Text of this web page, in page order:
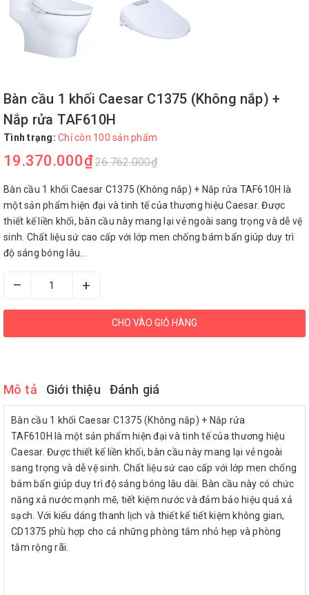
Bàn cầu 1 khối Caesar C1375 (Không nắp) +
Nắp rửa TAF610H
Tình trạng: Chỉ còn 100 sản phẩm
19.370.000₫26.762.000₫
Bàn cầu 1 khối Caesar C1375 (Không nắp) + Nắp rửa TAF610H là
một sản phẩm hiện đại và tinh tế của thương hiệu Caesar. Được
thiết kế liền khối, bàn cầu này mang lại vẻ ngoài sang trọng và dễ vệ
sinh. Chất liệu sứ cao cấp với lớp men chống bám bẩn giúp duy trì
độ sáng bóng lâu...
– +
CHO VÀO GIỎ HÀNG
Mô tả Giới thiệu Đánh giá
Bàn cầu 1 khối Caesar C1375 (Không nắp) + Nắp rửa
TAF610H là một sản phẩm hiện đại và tinh tế của thương hiệu
Caesar. Được thiết kế liền khối, bàn cầu này mang lại vẻ ngoài
sang trọng và dễ vệ sinh. Chất liệu sứ cao cấp với lớp men chống
bám bẩn giúp duy trì độ sáng bóng lâu dài. Bàn cầu này có chức
năng xả nước mạnh mẽ, tiết kiệm nước và đảm bảo hiệu quả xả
sạch. Với kiểu dáng thanh lịch và thiết kế tiết kiệm không gian,
CD1375 phù hợp cho cả những phòng tắm nhỏ hẹp và phòng
tắm rộng rãi.